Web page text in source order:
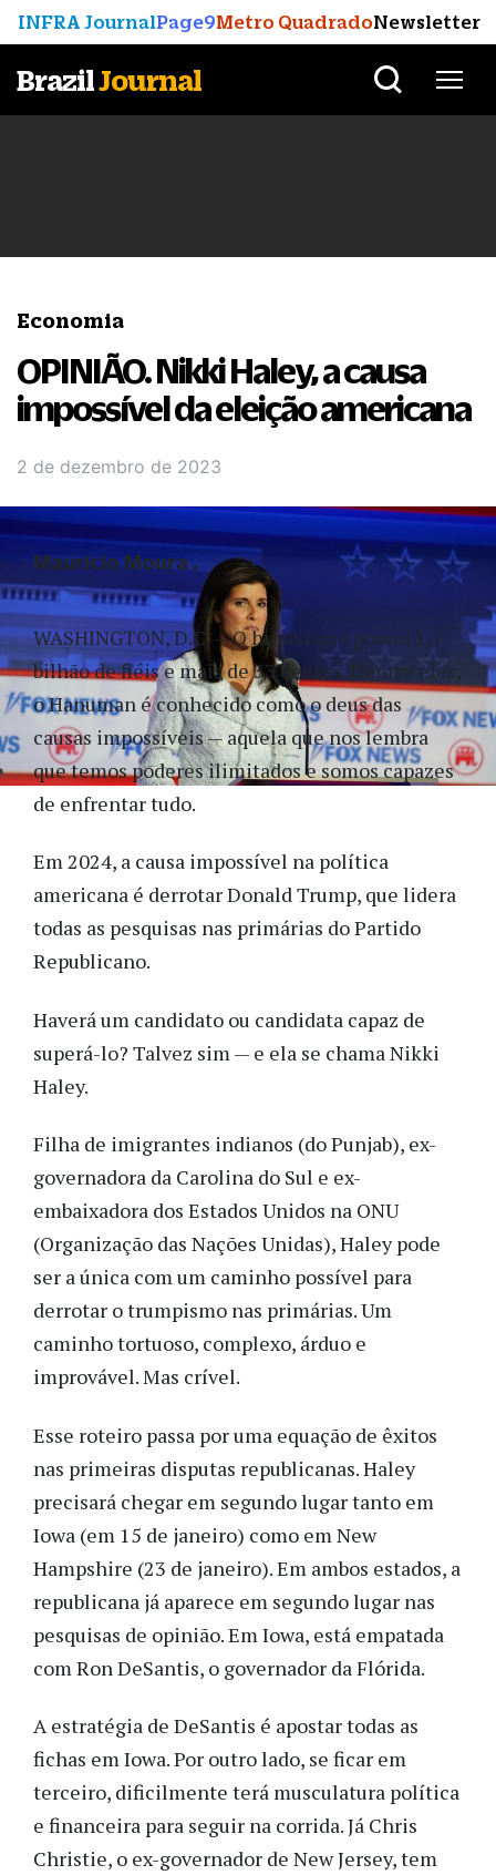
INFRA JournalPage9Metro QuadradoNewsletter
BrazilJournal
Economia
OPINIÃO. Nikki Haley, a causa
impossível da eleição americana
2 de dezembro de 2023
WASHINGTON, D.C. — O hinduísmo possui 1,1
bilhão de fiéis e mais de 33 deuses. Dentre eles,
o Hanuman é conhecido como o deus das
causas impossíveis — aquela que nos lembra
que temos poderes ilimitados e somos capazes
de enfrentar tudo.
Em 2024, a causa impossível na política
americana é derrotar Donald Trump, que lidera
todas as pesquisas nas primárias do Partido
Republicano.
Haverá um candidato ou candidata capaz de
superá-lo? Talvez sim — e ela se chama Nikki
Haley.
Filha de imigrantes indianos (do Punjab), ex-
governadora da Carolina do Sul e ex-
embaixadora dos Estados Unidos na ONU
(Organização das Nações Unidas), Haley pode
ser a única com um caminho possível para
derrotar o trumpismo nas primárias. Um
caminho tortuoso, complexo, árduo e
improvável. Mas crível.
Esse roteiro passa por uma equação de êxitos
nas primeiras disputas republicanas. Haley
precisará chegar em segundo lugar tanto em
Iowa (em 15 de janeiro) como em New
Hampshire (23 de janeiro). Em ambos estados, a
republicana já aparece em segundo lugar nas
pesquisas de opinião. Em Iowa, está empatada
com Ron DeSantis, o governador da Flórida.
A estratégia de DeSantis é apostar todas as
fichas em Iowa. Por outro lado, se ficar em
terceiro, dificilmente terá musculatura política
e financeira para seguir na corrida. Já Chris
Christie, o ex-governador de New Jersey, tem
Maurício Moura